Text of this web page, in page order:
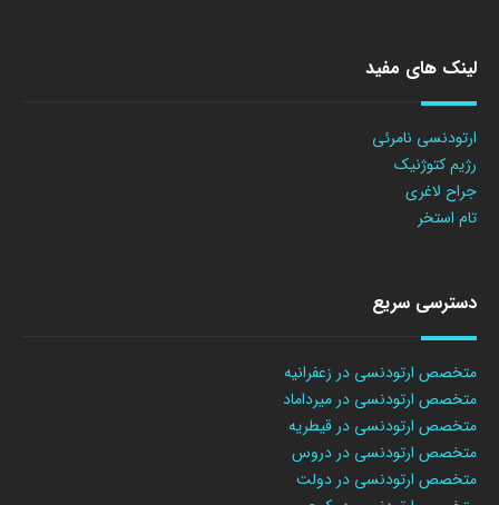
لینک های مفید
ارتودنسی نامرئی
رژیم کتوژنیک
جراح لاغری
تام استخر
دسترسی سریع
متخصص ارتودنسی در زعفرانیه
متخصص ارتودنسی در میرداماد
متخصص ارتودنسی در قیطریه
متخصص ارتودنسی در دروس
متخصص ارتودنسی در دولت